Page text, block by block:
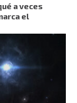
a veces
el